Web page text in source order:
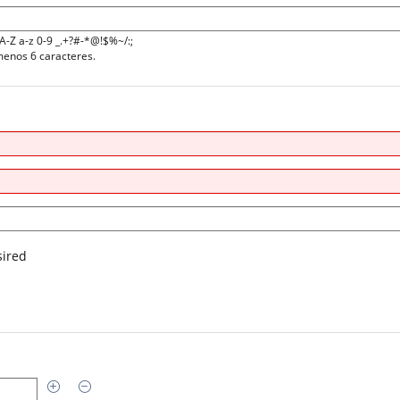
Z a-z 0-9 _.+?#-*@!$%~/:;
6 caracteres.